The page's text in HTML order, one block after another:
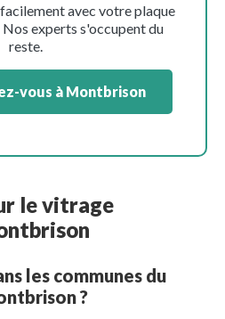
avec votre plaque
experts s'occupent du
reste.
vous à Montbrison
le vitrage
les communes du
?